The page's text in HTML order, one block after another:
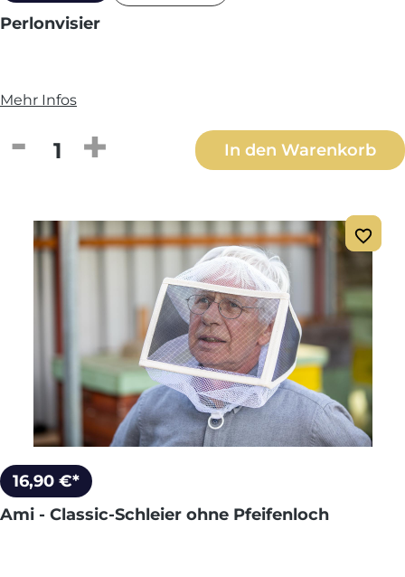
Perlonvisier
Mehr Infos
Produkt Anzahl: Gib den gewünschten
In den Warenkorb
16,90 €*
Ami - Classic-Schleier ohne Pfeifenloch